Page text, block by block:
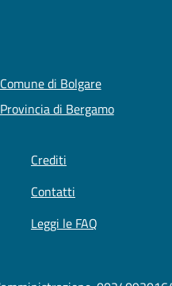
Comune di Bolgare
Provincia di Bergamo
Crediti
Contatti
Leggi le FAQ